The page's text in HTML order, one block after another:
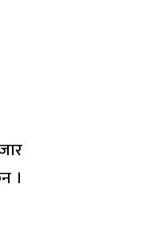
।